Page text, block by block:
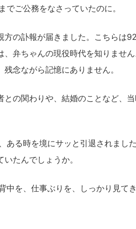
ご公務をなさっていたのに。
の訃報が届きました。こちらは
弁ちゃんの現役時代を知りませ
念ながら記憶にありません。
の関わりや、結婚のことなど、
ある時を境にサッと引退されまし
たんでしょうか。
中を、仕事ぶりを、しっかり見て